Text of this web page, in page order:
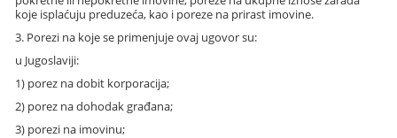
koje isplaćuju preduzeća, kao i poreze na prirast imovine.
3. Porezi na koje se primenjuje ovaj ugovor su:
u Jugoslaviji:
1) porez na dobit korporacija;
2) porez na dohodak građana;
3) porezi na imovinu;